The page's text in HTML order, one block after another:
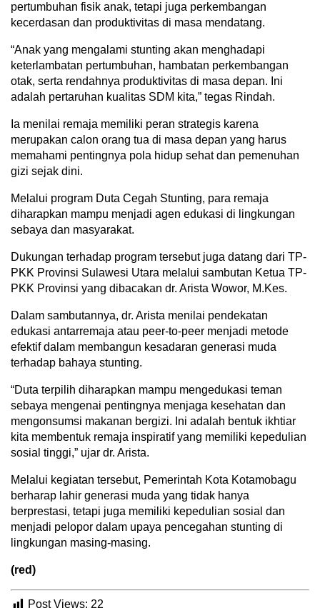
pertumbuhan fisik anak, tetapi juga perkembangan
kecerdasan dan produktivitas di masa mendatang.
“Anak yang mengalami stunting akan menghadapi
keterlambatan pertumbuhan, hambatan perkembangan
otak, serta rendahnya produktivitas di masa depan. Ini
adalah pertaruhan kualitas SDM kita,” tegas Rindah.
Ia menilai remaja memiliki peran strategis karena
merupakan calon orang tua di masa depan yang harus
memahami pentingnya pola hidup sehat dan pemenuhan
gizi sejak dini.
Melalui program Duta Cegah Stunting, para remaja
diharapkan mampu menjadi agen edukasi di lingkungan
sebaya dan masyarakat.
Dukungan terhadap program tersebut juga datang dari TP-
PKK Provinsi Sulawesi Utara melalui sambutan Ketua TP-
PKK Provinsi yang dibacakan dr. Arista Wowor, M.Kes.
Dalam sambutannya, dr. Arista menilai pendekatan
edukasi antarremaja atau peer-to-peer menjadi metode
efektif dalam membangun kesadaran generasi muda
terhadap bahaya stunting.
“Duta terpilih diharapkan mampu mengedukasi teman
sebaya mengenai pentingnya menjaga kesehatan dan
mengonsumsi makanan bergizi. Ini adalah bentuk ikhtiar
kita membentuk remaja inspiratif yang memiliki kepedulian
sosial tinggi,” ujar dr. Arista.
Melalui kegiatan tersebut, Pemerintah Kota Kotamobagu
berharap lahir generasi muda yang tidak hanya
berprestasi, tetapi juga memiliki kepedulian sosial dan
menjadi pelopor dalam upaya pencegahan stunting di
lingkungan masing-masing.
(red)
Post Views: 22